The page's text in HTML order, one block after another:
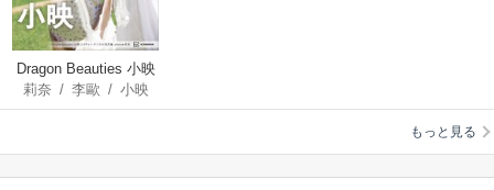
Dragon Beauties 小映
エイチャン デジタル
写真集
莉奈 / 李歐 / 小映
もっと見る